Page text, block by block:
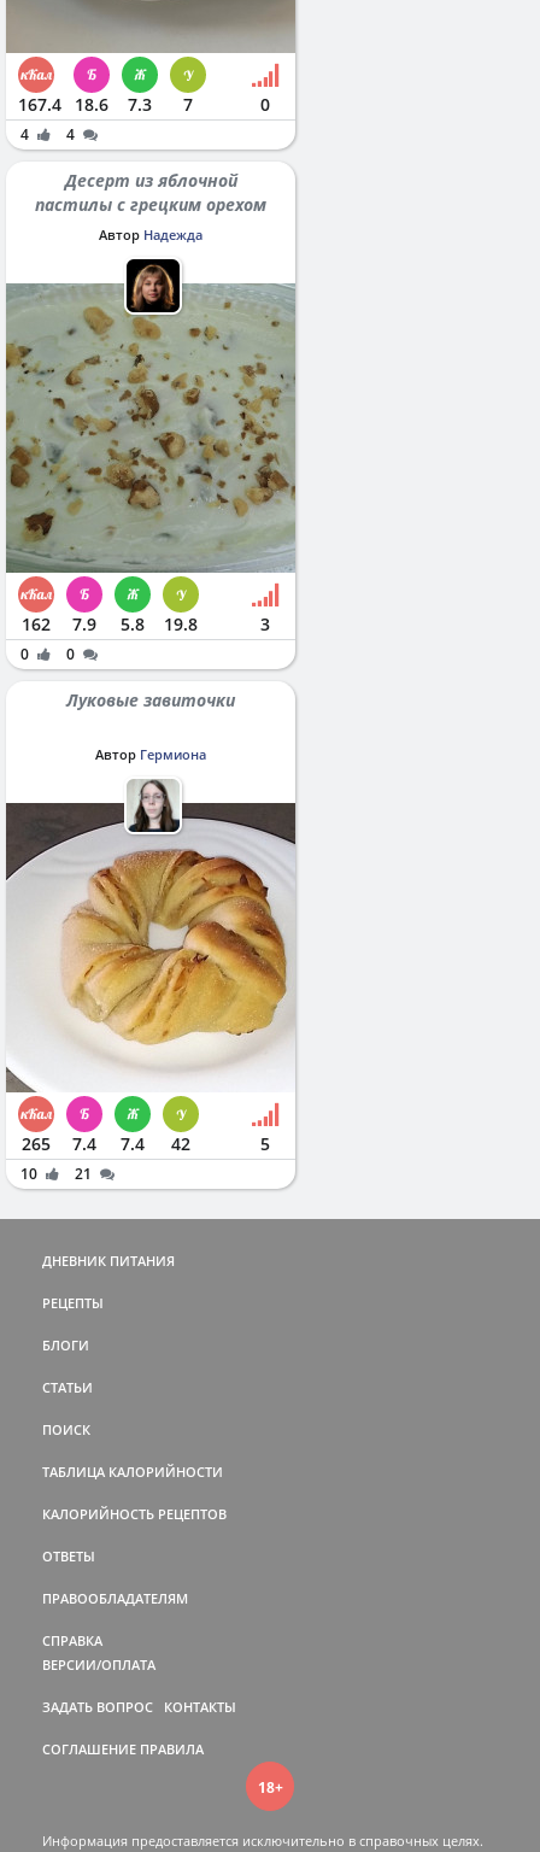
167.4 18.6 7.3 7 0
4 4
Десерт из яблочной
пастилы с грецким орехом
Автор Надежда
162 7.9 5.8 19.8 3
0 0
Луковые завиточки
Автор Гермиона
265 7.4 7.4 42 5
10 21
ДНЕВНИК ПИТАНИЯ
РЕЦЕПТЫ
БЛОГИ
СТАТЬИ
ПОИСК
ТАБЛИЦА КАЛОРИЙНОСТИ
КАЛОРИЙНОСТЬ РЕЦЕПТОВ
ОТВЕТЫ
ПРАВООБЛАДАТЕЛЯМ
СПРАВКА
ВЕРСИИ/ОПЛАТА
ЗАДАТЬ ВОПРОС КОНТАКТЫ
СОГЛАШЕНИЕ ПРАВИЛА
18+
Информация предоставляется исключительно в справочных целях.